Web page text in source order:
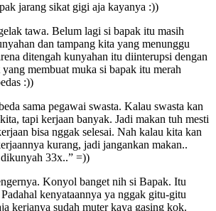
jarang sikat gigi aja kayanya :))
tawa. Belum lagi si bapak itu masih
dan tampang kita yang menunggu
ditengah kunyahan itu diinterupsi dengan
membuat muka si bapak itu merah
:))
sama pegawai swasta. Kalau swasta kan
tapi kerjaan banyak. Jadi makan tuh mesti
bisa nggak selesai. Nah kalau kita kan
kurang, jadi jangankan makan..
33x..” =))
Konyol banget nih si Bapak. Itu
kenyataannya ya nggak gitu-gitu
kerjanya sudah muter kaya gasing kok.